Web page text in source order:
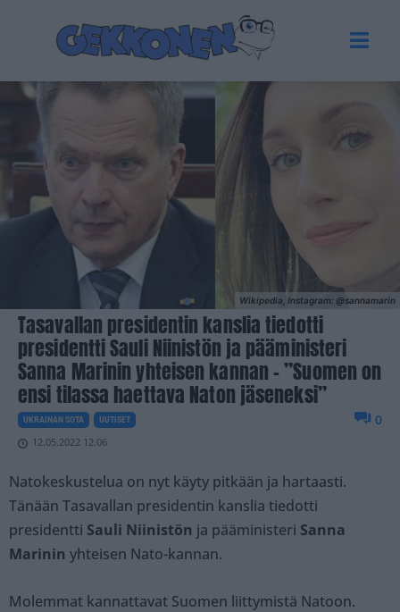
Wikipedia, Instagram: @sannamarin
Tasavallan presidentin kanslia tiedotti
presidentti Sauli Niinistön ja pääministeri
Sanna Marinin yhteisen kannan – ”Suomen on
ensi tilassa haettava Naton jäseneksi”
UKRAINAN SOTA UUTISET
12.05.2022 12.06
0
Natokeskustelua on nyt käyty pitkään ja hartaasti.
Tänään Tasavallan presidentin kanslia tiedotti
presidentti Sauli Niinistön ja pääministeri Sanna
Marinin yhteisen Nato-kannan.
Molemmat kannattavat Suomen liittymistä Natoon.